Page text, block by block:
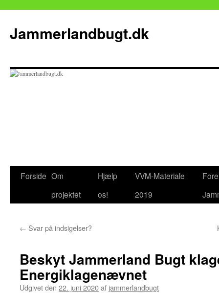
Jammerlandbugt.dk
Hop
Forside Om
projektet
Hjælp
os!
VVM-Materiale
2019
← Svar på indsigelser?
Beskyt Jammerland Bugt
Energiklagenævnet
Udgivet den 22. juni 2020af jammerlandbugt